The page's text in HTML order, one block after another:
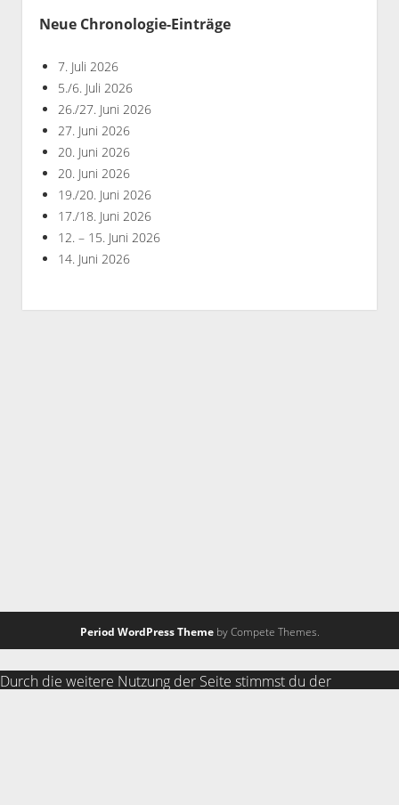
Neue Chronologie-Einträge
7. Juli 2026
5./6. Juli 2026
26./27. Juni 2026
27. Juni 2026
20. Juni 2026
20. Juni 2026
19./20. Juni 2026
17./18. Juni 2026
12. – 15. Juni 2026
14. Juni 2026
Period WordPress Themeby Compete Themes.
Durch die weitere Nutzung der Seite stimmst du der